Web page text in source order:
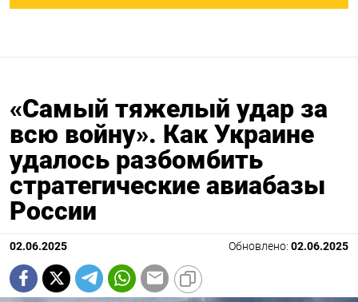
«Самый тяжелый удар за
всю войну». Как Украине
удалось разбомбить
стратегические авиабазы
России
02.06.2025 Обновлено: 02.06.2025